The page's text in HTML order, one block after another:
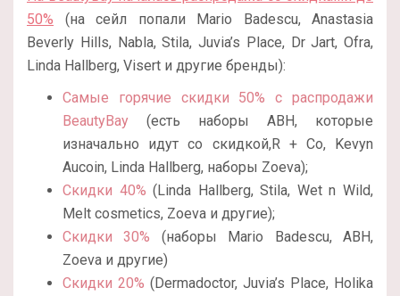
50% (на сейл попали Mario Badescu, Anastasia
Beverly Hills, Nabla, Stila, Juvia’s Place, Dr Jart, Ofra,
Linda Hallberg, Visert и другие бренды):
Самые горячие скидки 50% с распродажи
BeautyBay (есть наборы ABH, которые
изначально идут со скидкой,R + Co, Kevyn
Aucoin, Linda Hallberg, наборы Zoeva);
Скидки 40% (Linda Hallberg, Stila, Wet n Wild,
Melt cosmetics, Zoeva и другие);
Скидки 30% (наборы Mario Badescu, ABH,
Zoeva и другие)
Скидки 20% (Dermadoctor, Juvia’s Place, Holika